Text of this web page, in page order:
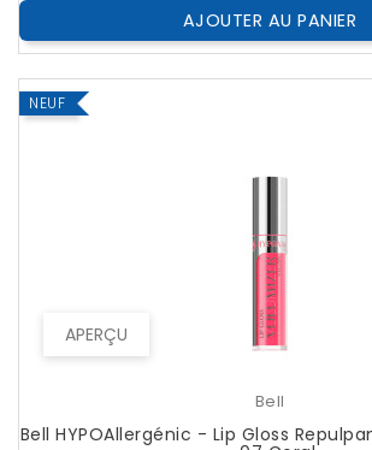
AJOUTER AU PANIER
APERÇU
NEUF
Bell
Bell HYPOAllergénic - Lip Gloss